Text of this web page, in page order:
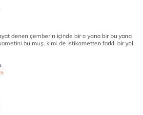
denen çemberin içinde bir o yana bir bu yana
bulmuş, kimi de istikametten farklı bir yol